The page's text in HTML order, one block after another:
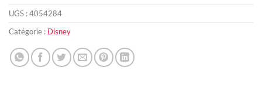
UGS :4054284
Catégorie : Disney